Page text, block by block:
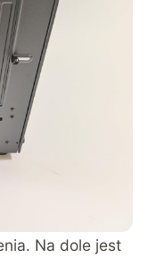
Na dole jest